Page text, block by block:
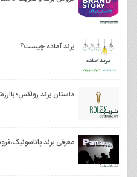
برند آماده چیست؟
داستان برند رولکس؛
معرفی برند